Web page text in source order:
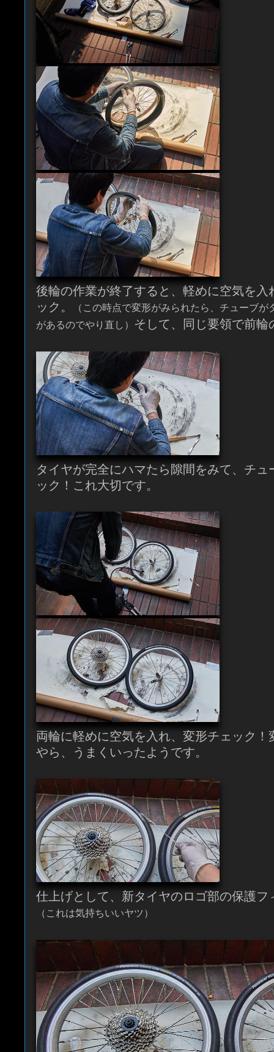
後輪の作業が終了すると、軽めに空気を入
ック。
（この時点で変形がみられたら、チューブ
があるのでやり直し） そして、同じ要領で前輪
タイヤが完全にハマたら隙間をみて、チ
ック！これ大切です。
両輪に軽めに空気を入れ、変形チェック
やら、うまくいったようです。
仕上げとして、新タイヤのロゴ部の保護フ
（これは気持ちいいヤツ）